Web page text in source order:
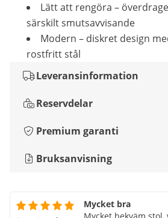
Lätt att rengöra –
särskilt smutsavvisande
Modern – diskret design
rostfritt stål
Leveransinformation
Reservdelar
Premium garanti
Bruksanvisning
Mycket bra